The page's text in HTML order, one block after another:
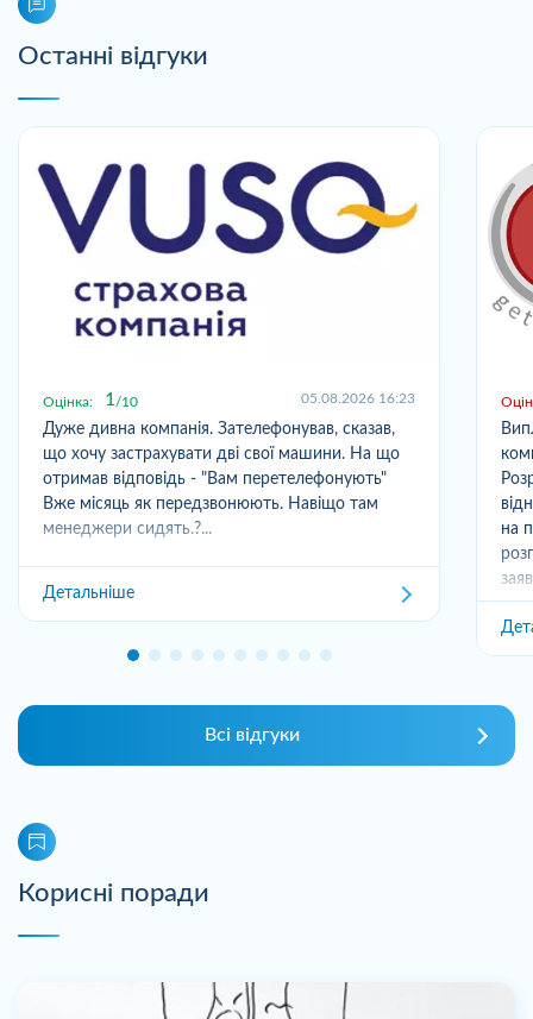
Останні відгуки
Оцінка: 1 10 05.08.2026 16:23
Дуже дивна компанія. Зателефонував, сказав,
що хочу застрахувати дві свої машини. На що
отримав відповідь - "Вам перетелефонують"
Вже місяць як передзвонюють. Навіщо там
менеджери сидять.?...
Детальніше
на
Всі відгуки
Корисні поради